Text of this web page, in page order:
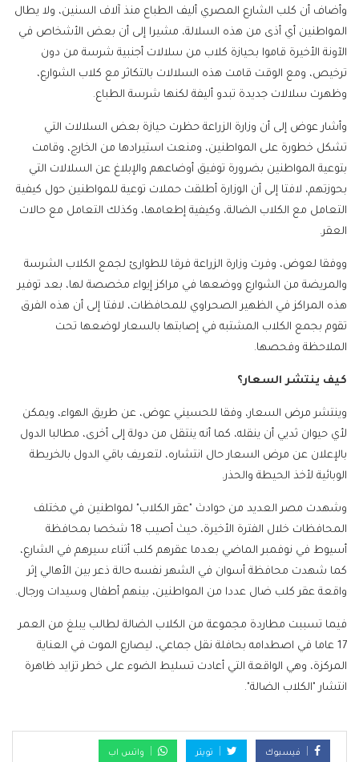
وأضاف أن كلب الشارع المصري أليف الطباع منذ آلاف السنين، ولا يطال
المواطنين أي أذى من هذه السلالة، مشيرا إلى أن بعض الأشخاص في
الآونة الأخيرة قاموا بحيازة كلاب من سلالات أجنبية شرسة من دون
ترخيص، ومع الوقت قامت هذه السلالات بالتكاثر مع كلاب الشوارع،
وظهرت سلالات جديدة تبدو أليفة لكنها شرسة الطباع.
وأشار عوض إلى أن وزارة الزراعة حظرت حيازة بعض السلالات التي
تشكل خطورة على المواطنين، ومنعت استيرادها من الخارج، وقامت
بتوعية المواطنين بضرورة توفيق أوضاعهم والإبلاغ عن السلالات التي
بحوزتهم، لافتا إلى أن الوزارة أطلقت حملات توعية للمواطنين حول كيفية
التعامل مع الكلاب الضالة، وكيفية إطعامها، وكذلك التعامل مع حالات
العقر.
ووفقا لعوض، وفرت وزارة الزراعة فرقا للطوارئ لجمع الكلاب الشرسة
والمريضة من الشوارع ووضعها في مراكز إيواء مخصصة لها، بعد توفير
هذه المراكز في الظهير الصحراوي للمحافظات، لافتا إلى أن هذه الفرق
تقوم بجمع الكلاب المشتبه في إصابتها بالسعار لوضعها تحت
الملاحظة وفحصها.
كيف ينتشر السعار؟
وينتشر مرض السعار، وفقا للحسيني عوض، عن طريق الهواء، ويمكن
لأي حيوان ثديي أن ينقله، كما أنه ينتقل من دولة إلى أخرى، مطالبا الدول
بالإعلان عن مرض السعار حال انتشاره، لتعريف باقي الدول بالخريطة
الوبائية لأخذ الحيطة والحذر.
وشهدت مصر العديد من حوادث "عقر الكلاب" لمواطنين في مختلف
المحافظات خلال الفترة الأخيرة، حيث أصيب 18 شخصا بمحافظة
أسيوط في نوفمبر الماضي بعدما عقرهم كلب أثناء سيرهم في الشارع،
كما شهدت محافظة أسوان في الشهر نفسه حالة ذعر بين الأهالي إثر
واقعة عقر كلب ضال عددا من المواطنين، بينهم أطفال وسيدات ورجال.
فيما تسببت مطاردة مجموعة من الكلاب الضالة لطالب يبلغ من العمر
17 عاما في اصطدامه بحافلة نقل جماعي، ليصارع الموت في العناية
المركزة، وهي الواقعة التي أعادت تسليط الضوء على خطر تزايد ظاهرة
انتشار "الكلاب الضالة".
فيسبوك تويتر واتس اب